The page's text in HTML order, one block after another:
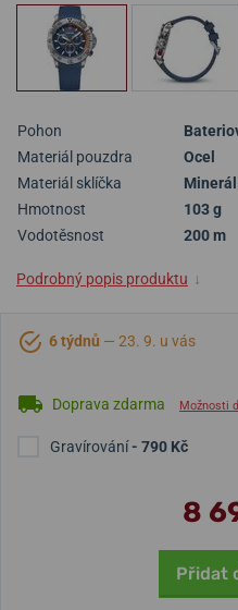
Pohon
Materiál pouzdra
Ocel
Materiál sklíčka
Hmotnost
103 g
Vodotěsnost
200 m
Podrobný popis produktu ↓
6 týdnů — 23. 9. u vás
Doprava zdarma Možnosti
Gravírování- 790 Kč
8
Přidat